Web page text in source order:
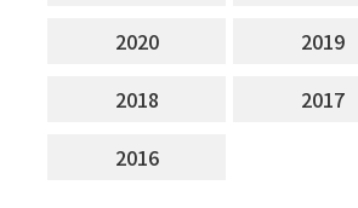
2020
2019
2018
2017
2016